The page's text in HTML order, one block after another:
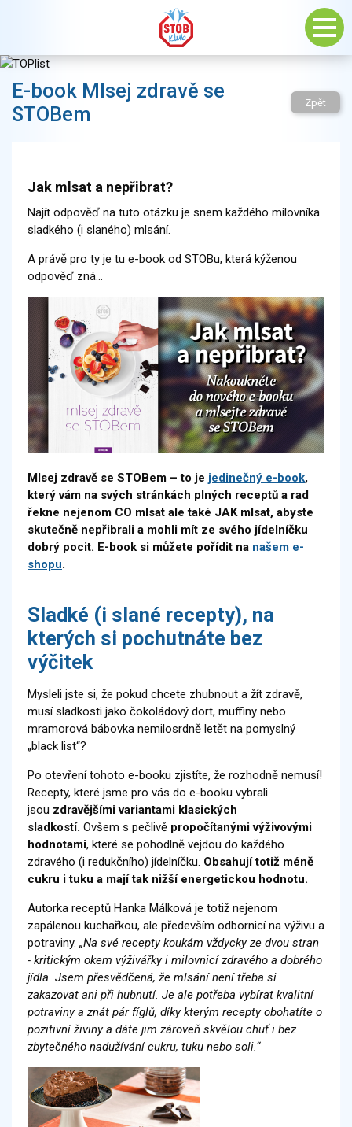
E-book Mlsej zdravě se
STOBem
Zpět
Jak mlsat a nepřibrat?
Najít odpověď na tuto otázku je snem každého milovníka
sladkého (i slaného) mlsání.
A právě pro ty je tu e-book od STOBu, která kýženou
odpověď zná…
Mlsej zdravě se STOBem – to je jedinečný e-book,
který vám na svých stránkách plných receptů a rad
řekne nejenom CO mlsat ale také JAK mlsat, abyste
skutečně nepřibrali a mohli mít ze svého jídelníčku
dobrý pocit. E-book si můžete pořídit na našem e-
shopu.
Sladké (i slané recepty), na
kterých si pochutnáte bez
výčitek
Mysleli jste si, že pokud chcete zhubnout a žít zdravě,
musí sladkosti jako čokoládový dort, muffiny nebo
mramorová bábovka nemilosrdně letět na pomyslný
„black list“?
Po otevření tohoto e-booku zjistíte, že rozhodně nemusí!
Recepty, které jsme pro vás do e-booku vybrali
jsou zdravějšími variantami klasických
sladkostí. Ovšem s pečlivě propočítanými výživovými
hodnotami, které se pohodlně vejdou do každého
zdravého (i redukčního) jídelníčku. Obsahují totiž méně
cukru i tuku a mají tak nižší energetickou hodnotu.
Autorka receptů Hanka Málková je totiž nejenom
zapálenou kuchařkou, ale především odbornicí na výživu a
potraviny. „Na své recepty koukám vždycky ze dvou stran
- kritickým okem výživářky i milovnicí zdravého a dobrého
jídla. Jsem přesvědčená, že mlsání není třeba si
zakazovat ani při hubnutí. Je ale potřeba vybírat kvalitní
potraviny a znát pár fíglů, díky kterým recepty obohatíte o
pozitivní živiny a dáte jim zároveň skvělou chuť i bez
zbytečného nadužívání cukru, tuku nebo soli.“